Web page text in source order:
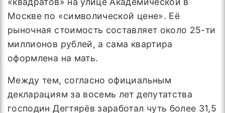
Москве по «символической цене». Её
рыночная стоимость составляет около 25-ти
миллионов рублей, а сама квартира
оформлена на мать.
Между тем, согласно официальным
декларациям за восемь лет депутатства
господин Дегтярёв заработал чуть более 31,5